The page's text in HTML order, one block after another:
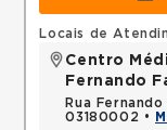
Locais de
Centro
Fernando
Rua
03180002 •